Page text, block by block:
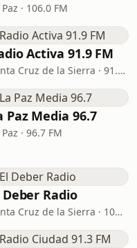
Paz · 106.0 FM
Activa 91.9 FM
Santa Cruz de la Sierra · 91.9 FM
Paz Media 96.7
Paz · 96.7 FM
Deber Radio
Santa Cruz de la Sierra · 103.3 FM